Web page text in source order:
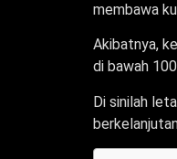
membawa
Akibatnya,
di bawah
Di sinilah